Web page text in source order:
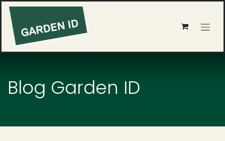
Se rendre au contenu
Blog Garden ID